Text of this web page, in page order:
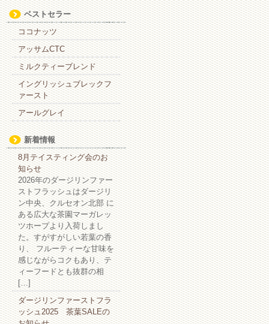
ベストセラー
ココナッツ
アッサムCTC
ミルクティーブレンド
イングリッシュブレックフ
ァースト
アールグレイ
新着情報
8月テイスティング会のお
知らせ
2026年のダージリンファー
ストフラッシュはダージリ
ン中央、クルセオン北部 に
ある広大な茶園マーガレッ
ツホープより入荷しまし
た。すがすがしい若葉の香
り、 フルーティーな甘味を
感じながらコクもあり、テ
ィーフードとも抜群の相
[…]
ダージリンファーストフラ
ッシュ2025 茶葉SALEの